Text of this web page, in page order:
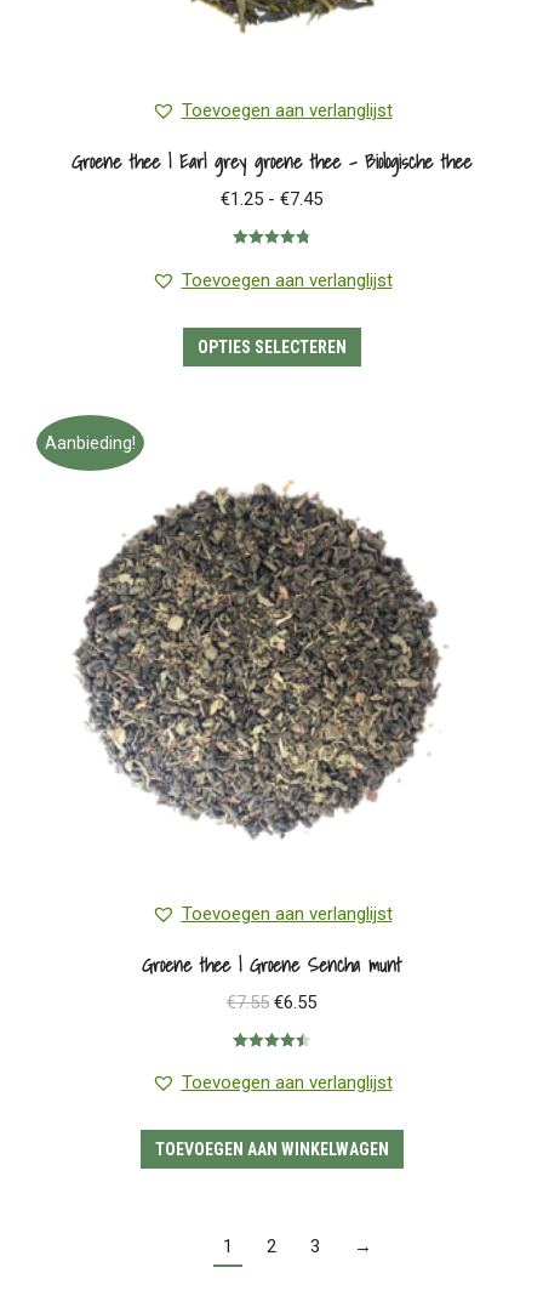
Toevoegen aan verlanglijst
Groene thee | Earl grey groene thee – Biologische thee
€1.25 - €7.45Prijsklasse:
€7.45
4.78uit 5
Toevoegen aan verlanglijst
OPTIES SELECTEREN
optie
kan
gekozen
worden
op
de
productpagina
Aanbieding!
Toevoegen aan verlanglijst
Groene thee | Groene Sencha munt
€7.55 Oorspronkelijke
prijs
€6.55Huidige
€6.55.
4.50uit 5
Toevoegen aan verlanglijst
TOEVOEGEN AAN WINKELWAGEN
1 2 3 →